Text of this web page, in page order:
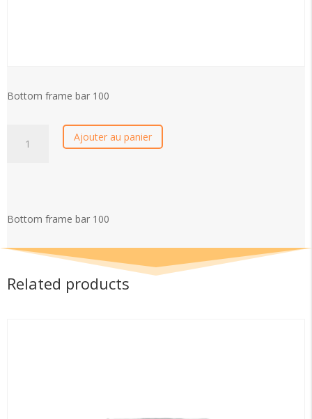
Bottom frame bar 100
frame
Ajouter au panier
Bottom frame bar 100
Related products